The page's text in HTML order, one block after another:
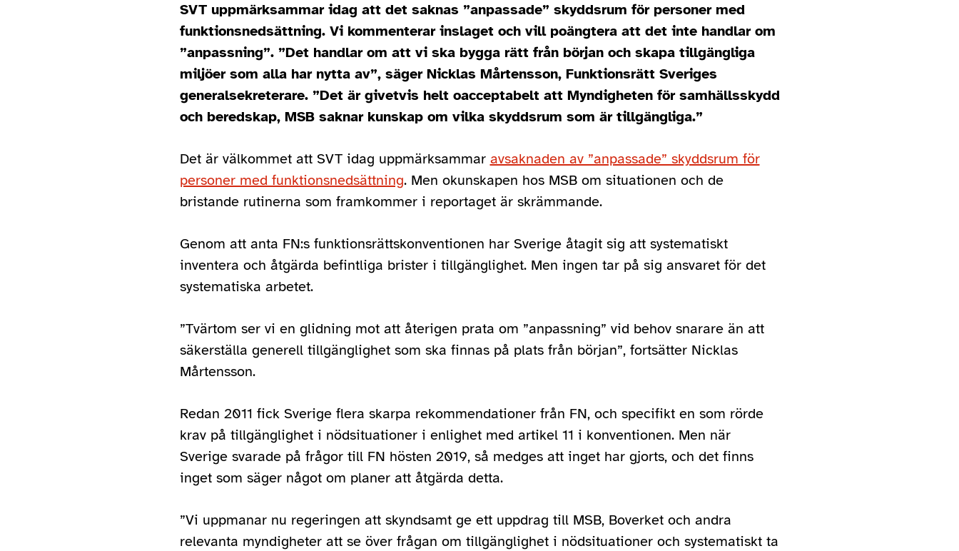
SVT uppmärksammar idag att det saknas ”anpassade” skyddsrum för personer med
funktionsnedsättning. Vi kommenterar inslaget och vill poängtera att det inte handlar om
”anpassning”. ”Det handlar om att vi ska bygga rätt från början och skapa tillgängliga
miljöer som alla har nytta av”, säger Nicklas Mårtensson, Funktionsrätt Sveriges
generalsekreterare. ”Det är givetvis helt oacceptabelt att Myndigheten för samhällsskydd
och beredskap, MSB saknar kunskap om vilka skyddsrum som är tillgängliga.”
Det är välkommet att SVT idag uppmärksammar avsaknaden av ”anpassade” skyddsrum för
personer med funktionsnedsättning. Men okunskapen hos MSB om situationen och de
bristande rutinerna som framkommer i reportaget är skrämmande.
Genom att anta FN:s funktionsrättskonventionen har Sverige åtagit sig att systematiskt
inventera och åtgärda befintliga brister i tillgänglighet. Men ingen tar på sig ansvaret för det
systematiska arbetet.
”Tvärtom ser vi en glidning mot att återigen prata om ”anpassning” vid behov snarare än att
säkerställa generell tillgänglighet som ska finnas på plats från början”, fortsätter Nicklas
Mårtensson.
Redan 2011 fick Sverige flera skarpa rekommendationer från FN, och specifikt en som rörde
krav på tillgänglighet i nödsituationer i enlighet med artikel 11 i konventionen. Men när
Sverige svarade på frågor till FN hösten 2019, så medges att inget har gjorts, och det finns
inget som säger något om planer att åtgärda detta.
”Vi uppmanar nu regeringen att skyndsamt ge ett uppdrag till MSB, Boverket och andra
relevanta myndigheter att se över frågan om tillgänglighet i nödsituationer och systematiskt ta